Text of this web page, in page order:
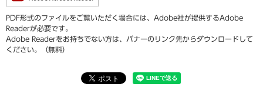
PDF形式のファイルをご覧いただく場合には、Adobe社が提供するAdobe
Readerが必要です。
Adobe Readerをお持ちでない方は、バナーのリンク先からダウンロードして
ください。（無料）